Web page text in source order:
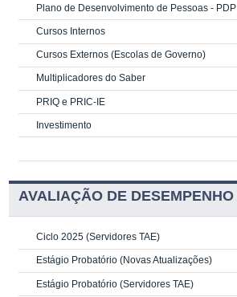
Plano de Desenvolvimento de Pessoas - PDP
Cursos Internos
Cursos Externos (Escolas de Governo)
Multiplicadores do Saber
PRIQ e PRIC-IE
Investimento
AVALIAÇÃO DE DESEMPENHO
Ciclo 2025 (Servidores TAE)
Estágio Probatório (Novas Atualizações)
Estágio Probatório (Servidores TAE)